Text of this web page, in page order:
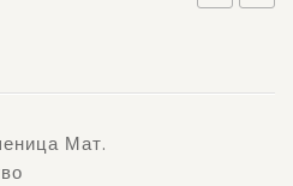
Мат.